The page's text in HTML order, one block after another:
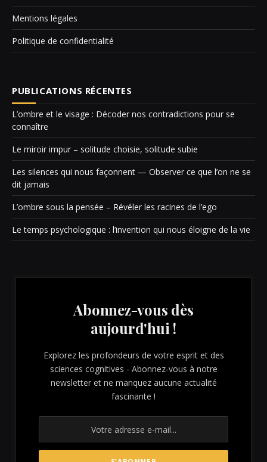
Mentions légales
Politique de confidentialité
PUBLICATIONS RÉCENTES
L’ombre et le visage : Décoder nos contradictions pour se
connaître
Le miroir impur – solitude choisie, solitude subie
Les silences qui nous façonnent — Observer ce que l’on ne se
dit jamais
L’ombre sous la pensée – Révéler les racines de l’ego
Le temps psychologique : l’invention qui nous éloigne de la vie
Abonnez-vous dès
aujourd'hui !
Explorez les profondeurs de votre esprit et des
sciences cognitives - Abonnez-vous à notre
newsletter et ne manquez aucune actualité
fascinante !